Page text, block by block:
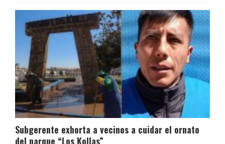
Subgerente exhorta a vecinos a cuidar el ornato
del parque “Los Kollas”